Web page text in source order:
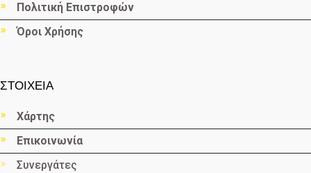
Πολιτική Επιστροφών
Όροι Χρήσης
ΣΤΟΙΧΕΙΑ
Χάρτης
Επικοινωνία
Συνεργάτες